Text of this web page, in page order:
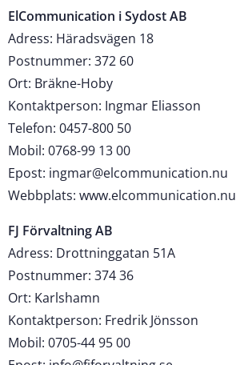
ElCommunication i Sydost AB
Adress: Häradsvägen 18
Postnummer: 372 60
Ort: Bräkne-Hoby
Kontaktperson: Ingmar Eliasson
Telefon: 0457-800 50
Mobil: 0768-99 13 00
Epost: ingmar@elcommunication.nu
Webbplats: www.elcommunication.nu
FJ Förvaltning AB
Adress: Drottninggatan 51A
Postnummer: 374 36
Ort: Karlshamn
Kontaktperson: Fredrik Jönsson
Mobil: 0705-44 95 00